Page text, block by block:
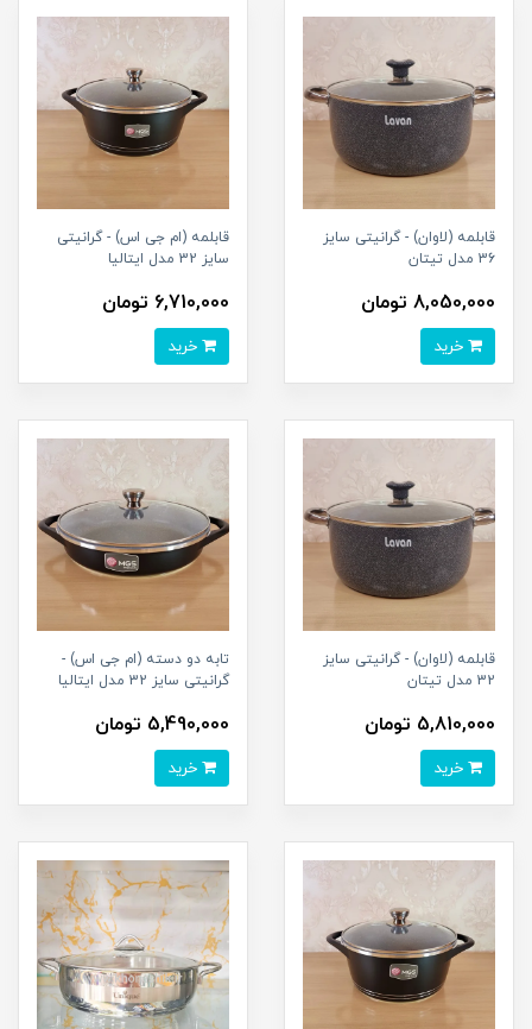
قابلمه (لاوان) - گرانیتی سایز
36 مدل تیتان
8,050,000 تومان
قابلمه (ام جی اس) - گرانیتی
سایز 32 مدل ایتالیا
6,710,000 تومان
قابلمه (لاوان) - گرانیتی سایز
32 مدل تیتان
5,810,000 تومان
تابه دو دسته (ام جی اس) -
گرانیتی سایز 32 مدل ایتالیا
5,490,000 تومان